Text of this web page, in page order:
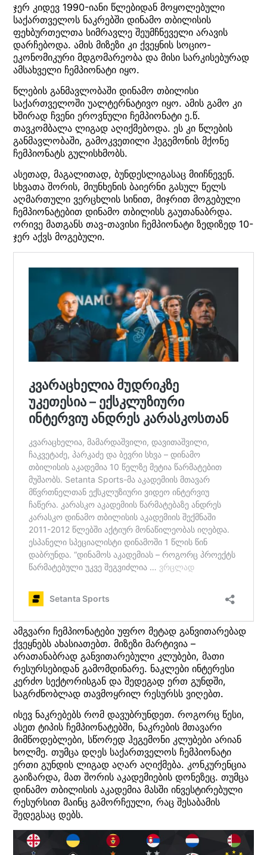
ჯერ კიდევ 1990-იანი წლებიდან მოყოლებული
საქართველოს ნაკრებში დინამო თბილისის
ფეხბურთელთა სიმრავლე შეუმჩნეველი არავის
დარჩებოდა. ამის მიზეზი კი ქვეყნის სოციო-
ეკონომიკური მდგომარეობა და მისი სარკისებურად
ამსახველი ჩემპიონატი იყო.
წლების განმავლობაში დინამო თბილისი
საქართველოში უალტერნატივო იყო. ამის გამო კი
ხშირად ჩვენი ეროვნული ჩემპიონატი ე.წ.
თავკომბალა ლიგად აღიქმებოდა. ეს კი წლების
განმავლობაში, გამოკვეთილი ჰეგემონის მქონე
ჩემპიონატს გულისხმობს.
ასეთად, მაგალითად, ბუნდესლიგასაც მიიჩნევენ.
სხვათა შორის, მიუნხენის ბაიერნი გასულ წელს
აღმართული ვერცხლის სინით, მიჯრით მოგებული
ჩემპიონატებით დინამო თბილისს გაუთანაბრდა.
ორივე მათგანს თავ-თავისი ჩემპიონატი ზედიზედ 10-
ჯერ აქვს მოგებული.
ამგვარი ჩემპიონატები უფრო მეტად განვითარებად
ქვეყნებს ახასიათებთ. მიზეზი მარტივია –
არათანაბრად განვითარებული კლუბები, მათი
რესურსებიდან გამომდინარე. ნაკლები ინტერესი
კერძო სექტორისგან და შედეგად ერთ გუნდში,
საგრძნობლად თავმოყრილ რესურსს ვიღებთ.
ისევ ნაკრებებს რომ დავუბრუნდეთ. როგორც წესი,
ასეთ ტიპის ჩემპიონატებში, ნაკრების მთავარი
მიმწოდებლები, სწორედ ჰეგემონი კლუბები არიან
ხოლმე. თუმცა დღეს საქართველოს ჩემპიონატი
ერთი გუნდის ლიგად აღარ აღიქმება. კონკურენცია
გაიზარდა, მათ შორის აკადემიების დონეზეც. თუმცა
დინამო თბილისის აკადემია მასში ინვესტირებული
რესურსით მაინც გამორჩეული, რაც შესაბამის
შედეგსაც დებს.